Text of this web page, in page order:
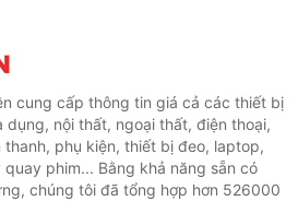
cung cấp thông tin giá cả các thiết bị
dụng, nội thất, ngoại thất, điện thoại,
phụ kiện, thiết bị đeo, laptop,
phim... Bằng khả năng sẵn có
chúng tôi đã tổng hợp hơn 526000